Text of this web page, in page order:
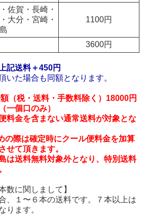
佐賀・長崎・
大分・宮崎・
1100円
3600円
上記送料＋450円
いた場合も同額となります。
（税・送料・手数料除く）18000円
一個口のみ）
料金を含まない通常送料が対象とな
の際は確定時にクール便料金を加算
せて頂きます。
は送料無料対象外となり、特別送料
数に関しまして】
、１〜６本の送料です。７本以上は
ります。